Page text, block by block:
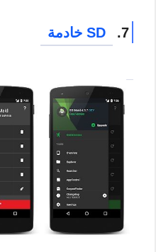
7. SD خادمة